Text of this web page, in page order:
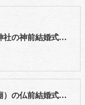
山科一の宮岩屋神社の神前結婚式（京都市山科区）
東本願寺（大谷廟）の仏前結婚式（京都市東山区）